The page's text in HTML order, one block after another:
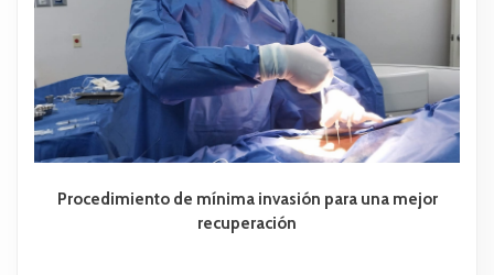
Procedimiento de mínima invasión para una mejor
recuperación